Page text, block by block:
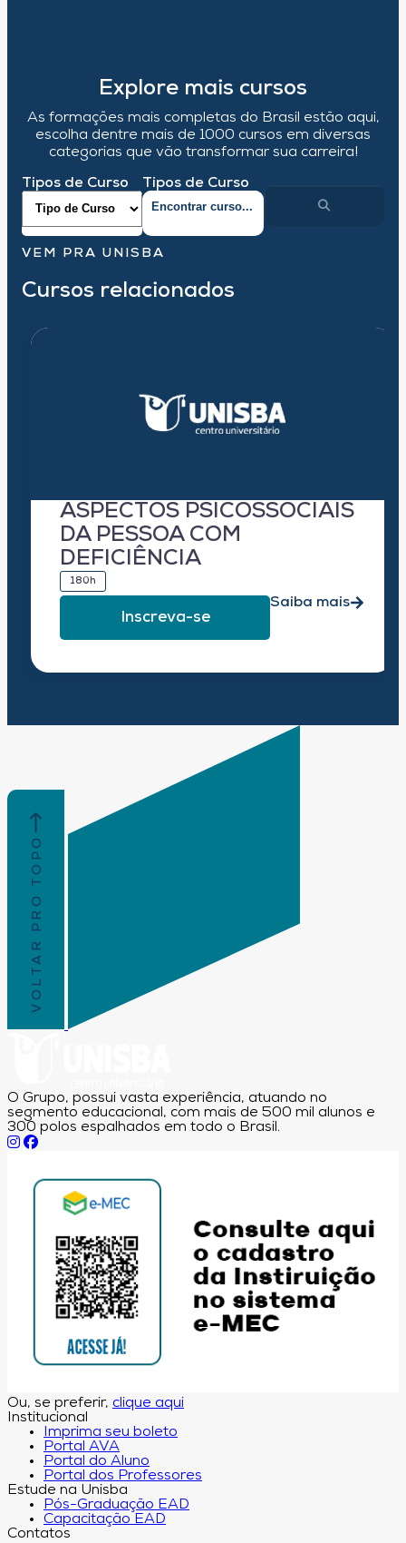
Explore mais cursos
As formações mais completas do Brasil estão aqui,
escolha dentre mais de 1000 cursos em diversas
categorias que vão transformar sua carreira!
Tipos de Curso Tipos de Curso
VEM PRA UNISBA
Cursos relacionados
ASPECTOS PSICOSSOCIAIS
DA PESSOA COM
DEFICIÊNCIA
180h
Inscreva-se
Saiba mais
VOLTAR PRO TOPO
O Grupo, possui vasta experiência, atuando no
segmento educacional, com mais de 500 mil alunos e
300 polos espalhados em todo o Brasil.
Ou, se preferir, clique aqui
Institucional
Imprima seu boleto
Portal AVA
Portal do Aluno
Portal dos Professores
Estude na Unisba
Pós-Graduação EAD
Capacitação EAD
Contatos